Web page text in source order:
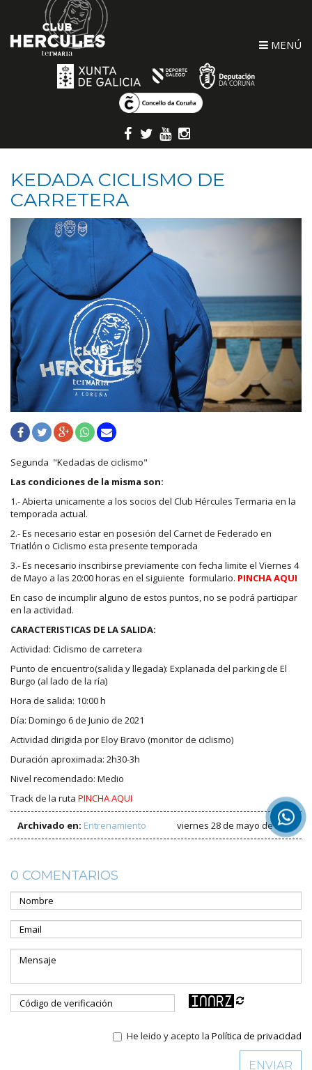
MENÚ
KEDADA CICLISMO DE
CARRETERA
Segunda "Kedadas de ciclismo"
Las condiciones de la misma son:
1.- Abierta unicamente a los socios del Club Hércules Termaria en la
temporada actual.
2.- Es necesario estar en posesión del Carnet de Federado en
Triatlón o Ciclismo esta presente temporada
3.- Es necesario inscribirse previamente con fecha limite el Viernes 4
de Mayo a las 20:00 horas en el siguiente formulario. PINCHA AQUI
En caso de incumplir alguno de estos puntos, no se podrá participar
en la actividad.
CARACTERISTICAS DE LA SALIDA:
Actividad: Ciclismo de carretera
Punto de encuentro(salida y llegada): Explanada del parking de El
Burgo (al lado de la ría)
Hora de salida: 10:00 h
Día: Domingo 6 de Junio de 2021
Actividad dirigida por Eloy Bravo (monitor de ciclismo)
Duración aproximada: 2h30-3h
Nivel recomendado: Medio
Track de la ruta PINCHA AQUI
Archivado en: Entrenamiento viernes 28 de mayo de 2021
0 COMENTARIOS
He leido y acepto la Política de privacidad